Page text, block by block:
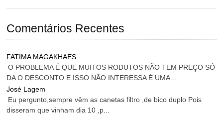
Comentários Recentes
FATIMA MAGAKHAES
O PROBLEMA É QUE MUITOS RODUTOS NÃO TEM PREÇO SÓ
DA O DESCONTO E ISSO NÃO INTERESSA É UMA...
José Lagem
Eu pergunto,sempre vêm as canetas filtro ,de bico duplo Pois
disseram que vinham dia 10 ,p...